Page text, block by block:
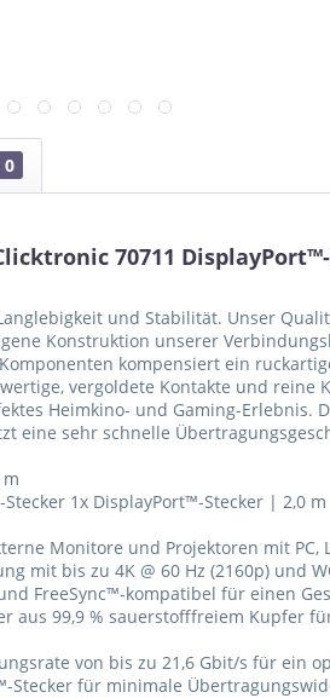
0
70711 DisplayPort™-
und Stabilität. Unser
Konstruktion unserer
kompensiert ein
vergoldete Kontakte und
Heimkino- und Gaming-Erlebnis.
eine sehr schnelle
1x DisplayPort™-Stecker | 2,0 m
Monitore und Projektoren mit PC,
mit bis zu 4K @ 60 Hz (2160p) und
FreeSync™-kompatibel für einen
aus 99,9 % sauerstofffreiem Kupfer
von bis zu 21,6 Gbit/s für ein
Stecker für minimale